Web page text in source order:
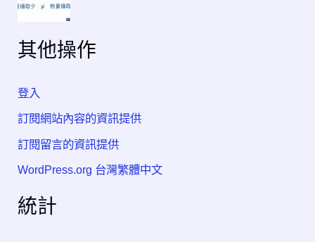
其他操作
登入
訂閱網站內容的資訊提供
訂閱留言的資訊提供
WordPress.org 台灣繁體中文
統計